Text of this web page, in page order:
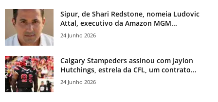
Sipur, de Shari Redstone, nomeia Ludovic
Attal, executivo da Amazon MGM...
24 Junho 2026
Calgary Stampeders assinou com Jaylon
Hutchings, estrela da CFL, um contrato...
24 Junho 2026